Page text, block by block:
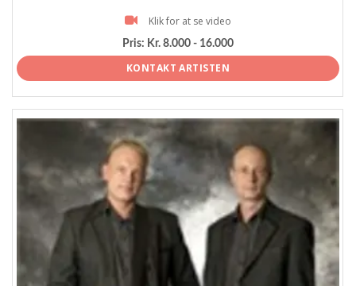
Klik for at se video
Pris: Kr. 8.000 - 16.000
KONTAKT ARTISTEN